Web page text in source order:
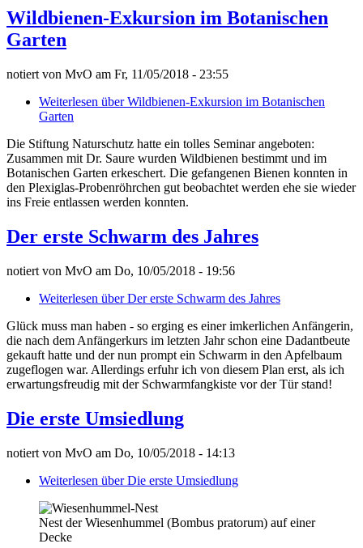
Wildbienen-Exkursion im Botanischen
Garten
notiert von MvO am Fr, 11/05/2018 - 23:55
Weiterlesen über Wildbienen-Exkursion im Botanischen
Garten
Die Stiftung Naturschutz hatte ein tolles Seminar angeboten:
Zusammen mit Dr. Saure wurden Wildbienen bestimmt und im
Botanischen Garten erkeschert. Die gefangenen Bienen konnten in
den Plexiglas-Probenröhrchen gut beobachtet werden ehe sie wieder
ins Freie entlassen werden konnten.
Der erste Schwarm des Jahres
notiert von MvO am Do, 10/05/2018 - 19:56
Weiterlesen über Der erste Schwarm des Jahres
Glück muss man haben - so erging es einer imkerlichen Anfängerin,
die nach dem Anfängerkurs im letzten Jahr schon eine Dadantbeute
gekauft hatte und der nun prompt ein Schwarm in den Apfelbaum
zugeflogen war. Allerdings erfuhr ich von diesem Plan erst, als ich
erwartungsfreudig mit der Schwarmfangkiste vor der Tür stand!
Die erste Umsiedlung
notiert von MvO am Do, 10/05/2018 - 14:13
Weiterlesen über Die erste Umsiedlung
Nest der Wiesenhummel (Bombus pratorum) auf einer
Decke